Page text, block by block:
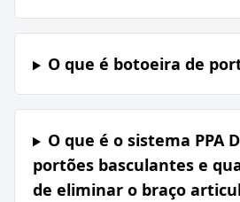
O que é botoeira de
O que é o sistema PPA
portões basculantes e
de eliminar o braço